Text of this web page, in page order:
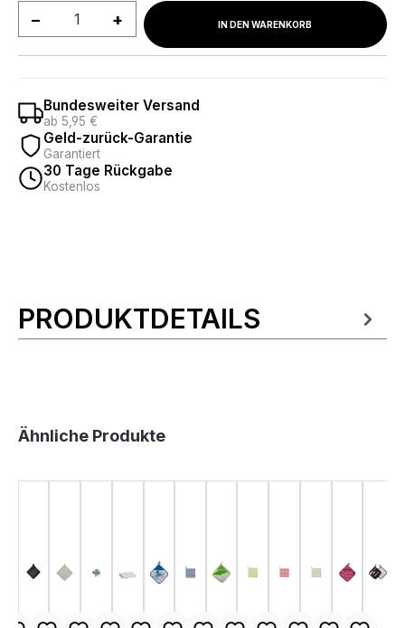
Produkt Anzahl: Gib denIN DEN WARENKORB
Bundesweiter Versand
ab 5,95 €
Geld-zurück-Garantie
Garantiert
30 Tage Rückgabe
Kostenlos
Produktinformationen
PRODUKTDETAILS
Produktgalerie überspringen
Ähnliche Produkte